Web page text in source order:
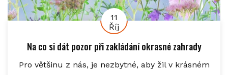
11
Říj
Na co si dát pozor při zakládání okrasné zahrady
Pro většinu z nás, je nezbytné, aby žil v krásném